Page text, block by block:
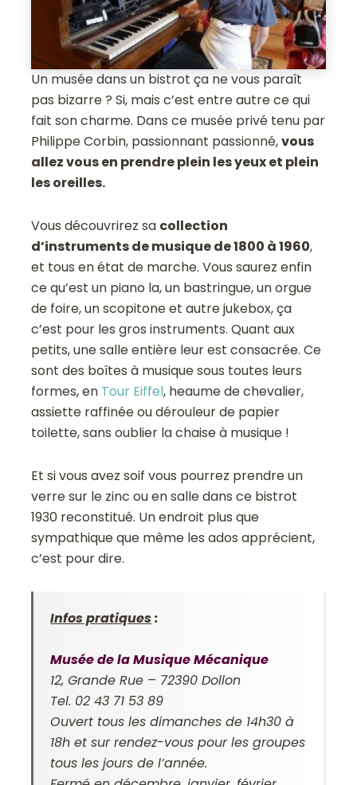
Un musée dans un bistrot ça ne vous paraît
pas bizarre ? Si, mais c’est entre autre ce qui
fait son charme. Dans ce musée privé tenu par
Philippe Corbin, passionnant passionné,vous
allez vous en prendre plein les yeux et plein
les oreilles.
Vous découvrirez sa collection
d’instruments de musique de 1800 à 1960,
et tous en état de marche. Vous saurez enfin
ce qu’est un piano la, un bastringue, un orgue
de foire, un scopitone et autre jukebox, ça
c’est pour les gros instruments. Quant aux
petits, une salle entière leur est consacrée. Ce
sont des boîtes à musique sous toutes leurs
formes, en Tour Eiffel, heaume de chevalier,
assiette raffinée ou dérouleur de papier
toilette, sans oublier la chaise à musique !
Et si vous avez soif vous pourrez prendre un
verre sur le zinc ou en salle dans ce bistrot
1930 reconstitué. Un endroit plus que
sympathique que même les ados apprécient,
c’est pour dire.
Infos pratiques:
Musée de la Musique Mécanique
12, Grande Rue – 72390 Dollon
Tel. 02 43 71 53 89
Ouvert tous les dimanches de 14h30 à
18h et sur rendez-vous pour les groupes
tous les jours de l’année.